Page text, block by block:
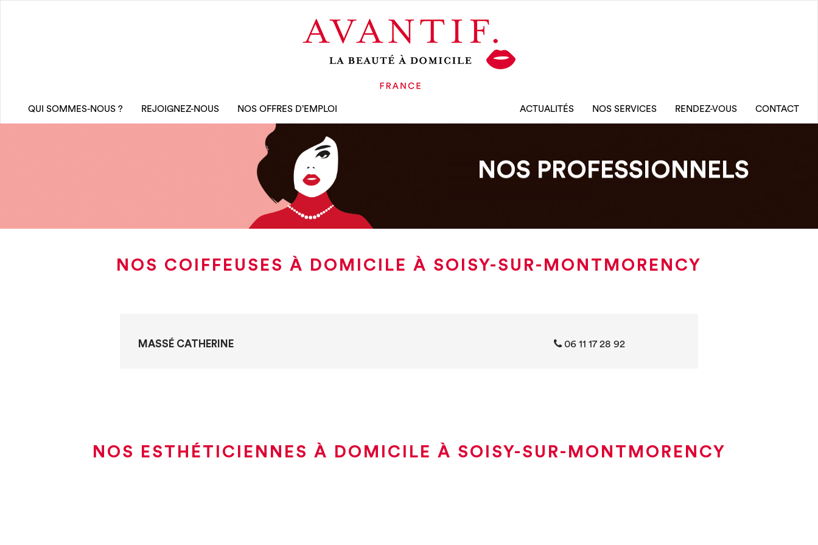
QUI SOMMES-NOUS ? REJOIGNEZ-NOUS NOS OFFRES D’EMPLOI ACTUALITÉS NOS SERVICES RENDEZ-VOUS CONTACT
NOS PROFESSIONNELS
NOS COIFFEUSES À DOMICILE À SOISY-SUR-MONTMORENCY
MASSÉ CATHERINE 06 11 17 28 92
NOS ESTHÉTICIENNES À DOMICILE À SOISY-SUR-MONTMORENCY